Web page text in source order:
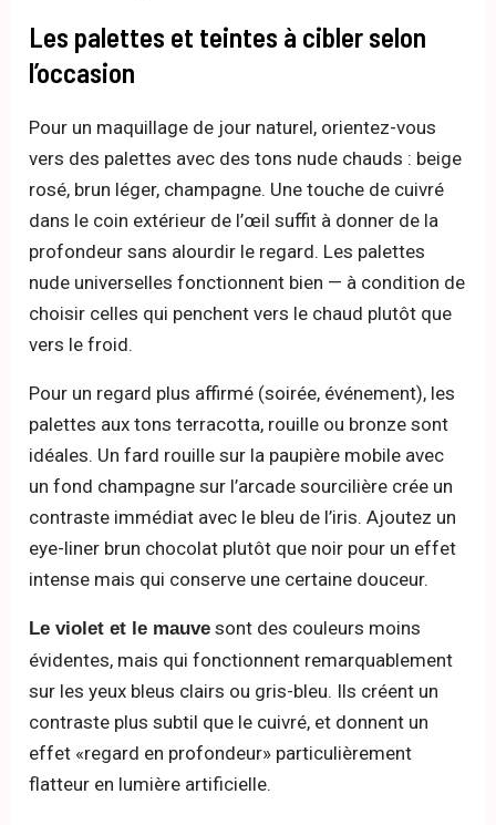
Les palettes et teintes à cibler selon
l’occasion
Pour un maquillage de jour naturel, orientez-vous
vers des palettes avec des tons nude chauds : beige
rosé, brun léger, champagne. Une touche de cuivré
dans le coin extérieur de l’œil suffit à donner de la
profondeur sans alourdir le regard. Les palettes
nude universelles fonctionnent bien — à condition de
choisir celles qui penchent vers le chaud plutôt que
vers le froid.
Pour un regard plus affirmé (soirée, événement), les
palettes aux tons terracotta, rouille ou bronze sont
idéales. Un fard rouille sur la paupière mobile avec
un fond champagne sur l’arcade sourcilière crée un
contraste immédiat avec le bleu de l’iris. Ajoutez un
eye-liner brun chocolat plutôt que noir pour un effet
intense mais qui conserve une certaine douceur.
Le violet et le mauve sont des couleurs moins
évidentes, mais qui fonctionnent remarquablement
sur les yeux bleus clairs ou gris-bleu. Ils créent un
contraste plus subtil que le cuivré, et donnent un
effet «regard en profondeur» particulièrement
flatteur en lumière artificielle.